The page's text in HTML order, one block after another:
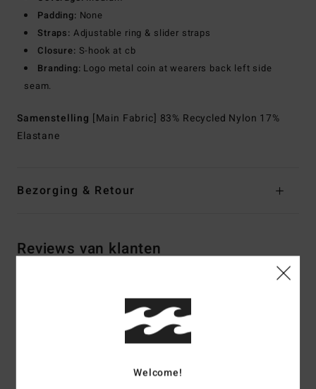
Padding: None
Straps: Adjustable ring & slider straps
Closure: S-hook at cb
Branding: Logo metal coin at wearers back left side
seam.
Samenstelling [Main Fabric] 83% Recycled Nylon 17%
Elastane
Bezorging & Retour
Reviews van klanten
Gemiddelde score
5.0/5
Welcome!